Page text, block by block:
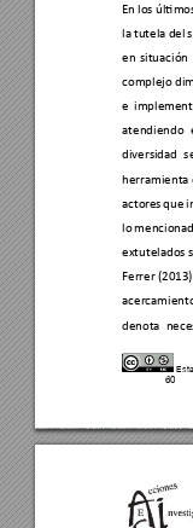
60
En los
la tutela del
en situación
complejo
e
atendiendo
diversidad
herramienta
actores que i
lo
extutelados
Ferrer
denota ne